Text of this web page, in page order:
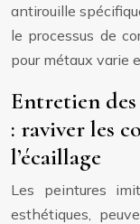
antirouille
le processus de
pour métaux varie
Entretien
: raviver les
l’écaillage
Les peintures
esthétiques,